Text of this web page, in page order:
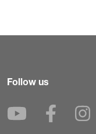
Follow us